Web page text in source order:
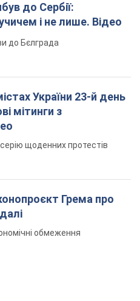
до Сербії:
і не лише. Відео
до Бєлграда
України 23-й день
мітинги з
щоденних протестів
Грема про
обмеження